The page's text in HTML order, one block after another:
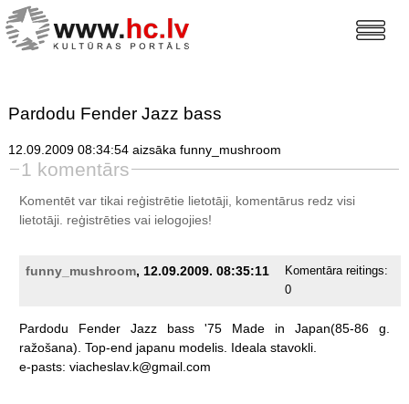
Pardodu Fender Jazz bass
12.09.2009 08:34:54 aizsāka funny_mushroom
1 komentārs
Komentēt var tikai reģistrētie lietotāji, komentārus redz visi
lietotāji. reģistrētiesvai ielogojies!
funny_mushroom, 12.09.2009. 08:35:11
Komentāra reitings:
0
Pardodu Fender Jazz bass '75 Made in Japan(85-86
g.
ražošana). Top-end japanu modelis. Ideala stavokli.
e-pasts: viacheslav.k@gmail.com